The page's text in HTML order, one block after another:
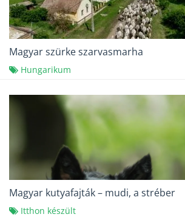
Magyar szürke szarvasmarha
Hungarikum
Magyar kutyafajták – mudi, a stréber
Itthon készült